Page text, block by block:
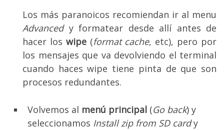
Los más paranoicos recomiendan ir al menu
Advancedy formatear desde allí antes de
hacer los wipe(format cache, etc), pero por
los mensajes que va devolviendo el terminal
cuando haces wipe tiene pinta de que son
procesos redundantes.
Volvemos al menú principal (Go back) y
seleccionamos Install zip from SD cardy